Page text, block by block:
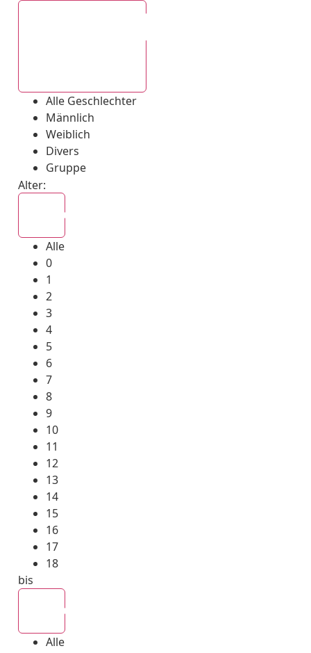
Alle Geschlechter
Männlich
Weiblich
Divers
Gruppe
Alter:
Alle
0
1
2
3
4
5
6
7
8
9
10
11
12
13
14
15
16
17
18
bis
Alle